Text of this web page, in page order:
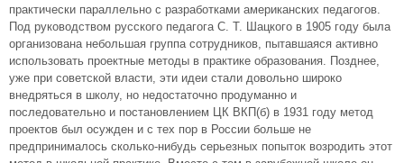
практически параллельно с разработками американских педагогов.
Под руководством русского педагога С. Т. Шацкого в 1905 году была
организована небольшая группа сотрудников, пытавшаяся активно
использовать проектные методы в практике образования. Позднее,
уже при советской власти, эти идеи стали довольно широко
внедряться в школу, но недостаточно продуманно и
последовательно и постановлением ЦК ВКП(б) в 1931 году метод
проектов был осужден и с тех пор в России больше не
предпринималось сколько-нибудь серьезных попыток возродить этот